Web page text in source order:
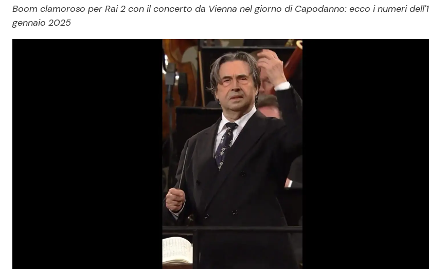
Mondo Mamma
Salute
Viaggi e Turismo
Festività
Le Ricette in TV
Boom clamoroso per Rai 2 con il concerto da Vienna nel giorno di Capodanno: ecco i numeri dell'1
gennaio 2025